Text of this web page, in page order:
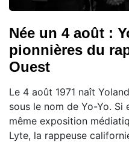
Née un 4 août :
pionnières du
Ouest
Le 4 août 1971 naît
sous le nom de Yo-Yo. Si
même exposition
Lyte, la rappeuse